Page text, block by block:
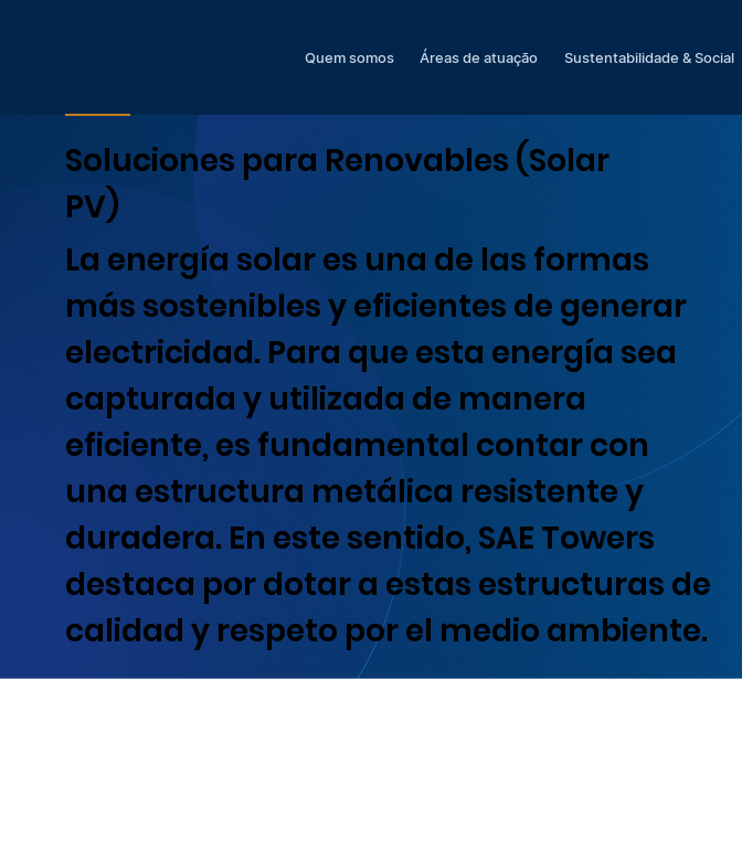
Quem somos Áreas de atuação Sustentabilidade & Social
La energía solar es una de las formas
más sostenibles y eficientes de generar
electricidad. Para que esta energía sea
capturada y utilizada de manera
eficiente, es fundamental contar con
una estructura metálica resistente y
duradera. En este sentido, SAE Towers
destaca por dotar a estas estructuras de
calidad y respeto por el medio ambiente.
Soluciones para Renovables (Solar
PV)